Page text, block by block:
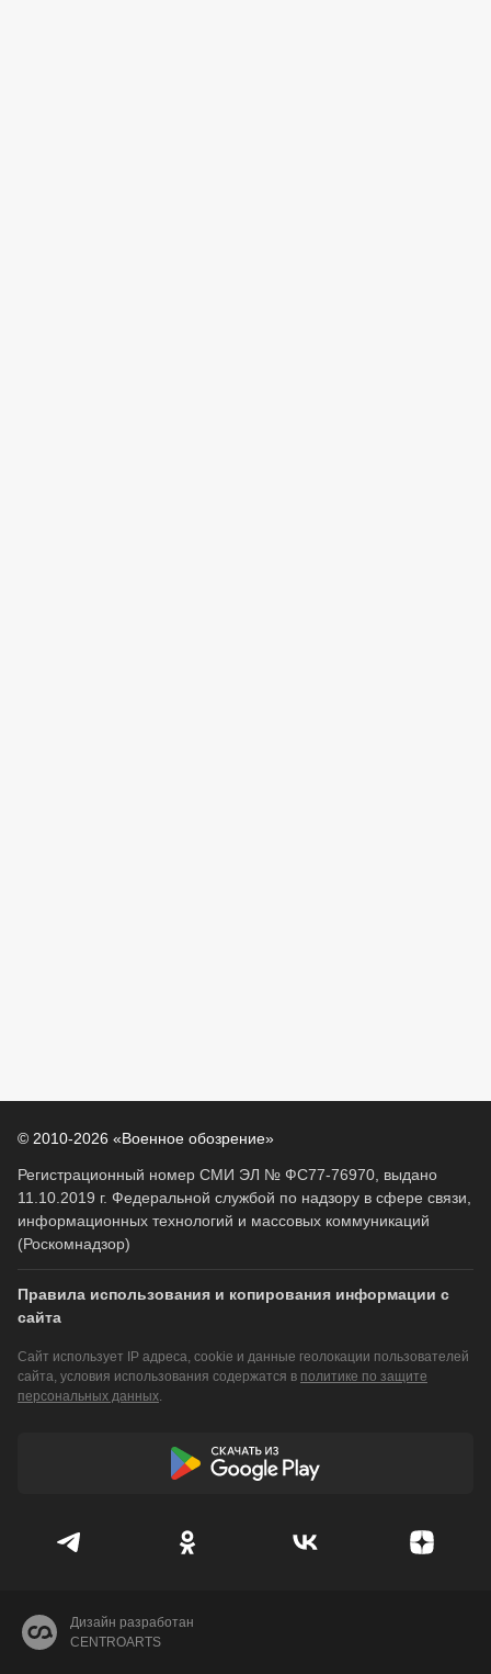
© 2010-2026 «Военное обозрение»
Регистрационный номер СМИ ЭЛ № ФС77-76970, выдано
11.10.2019 г. Федеральной службой по надзору в сфере связи,
информационных технологий и массовых коммуникаций
(Роскомнадзор)
Правила использования и копирования информации с
сайта
Сайт использует IP адреса, cookie и данные геолокации пользователей
сайта, условия использования содержатся в политике по защите
персональных данных.
Дизайн разработан
CENTROARTS